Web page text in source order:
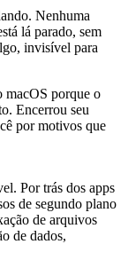
Nenhuma
lá parado, sem
invisível para
macOS porque o
Encerrou seu
por motivos que
Por trás dos apps
de segundo plano
de arquivos
de dados,